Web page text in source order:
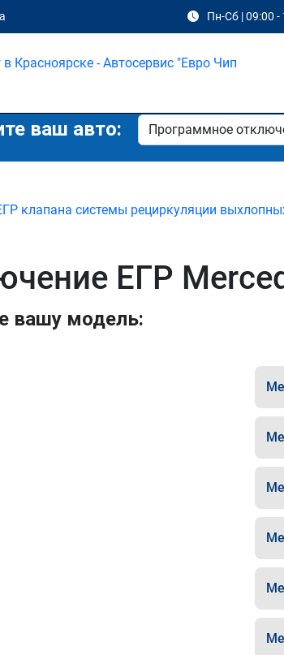
Пн-Сб | 09:00 -
ваш авто:
клапана системы рециркуляции
ЕГР
вашу модель: